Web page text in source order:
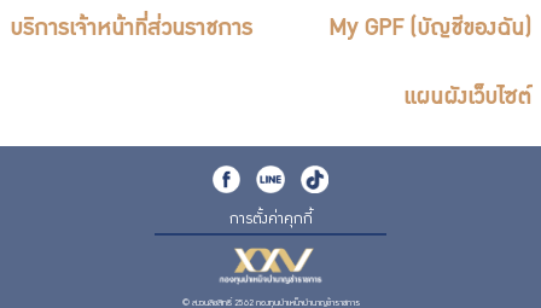
บริการเจ้าหน้าที่ส่วนราชการ My GPF (บัญชีของฉัน)
แผนผังเว็บไซต์
การตั้งค่าคุกกี้
© สงวนลิขสิทธิ์ 2562 กองทุนบำเหน็จบำนาญข้าราชการ